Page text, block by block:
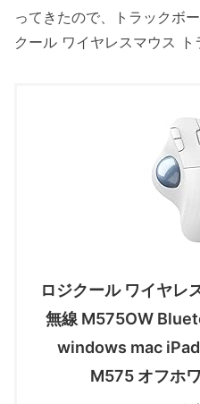
ってきたので、トラックボ
クール ワイヤレスマウス ト
ロジクール ワイヤレ
無線 M575OW
windows mac
M575 オフホ